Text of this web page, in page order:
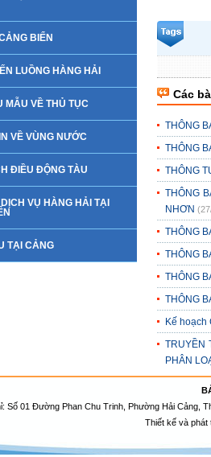
BIỂN
LUỒNG HÀNG HẢI
MẪU VỀ THỦ TỤC
VỀ VÙNG NƯỚC
ĐIỀU ĐỘNG TÀU
VỤ HÀNG HẢI TẠI
TẠI CẢNG
Các
THÔNG
THÔNG
THÔNG
THÔNG
NHƠN
THÔNG
THÔNG
THÔNG
THÔNG
Kế hoạch
TRUYỀN
PHÂN
Số 01 Đường Phan Chu Trinh, Phường Hải Cảng,
Thiết kế và phát